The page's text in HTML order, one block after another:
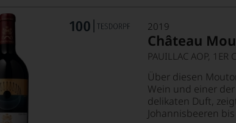
2019
Château
PAUILLAC AOP, 1ER
Über diesen
Wein und einer
delikaten Duft,
Johannisbeeren